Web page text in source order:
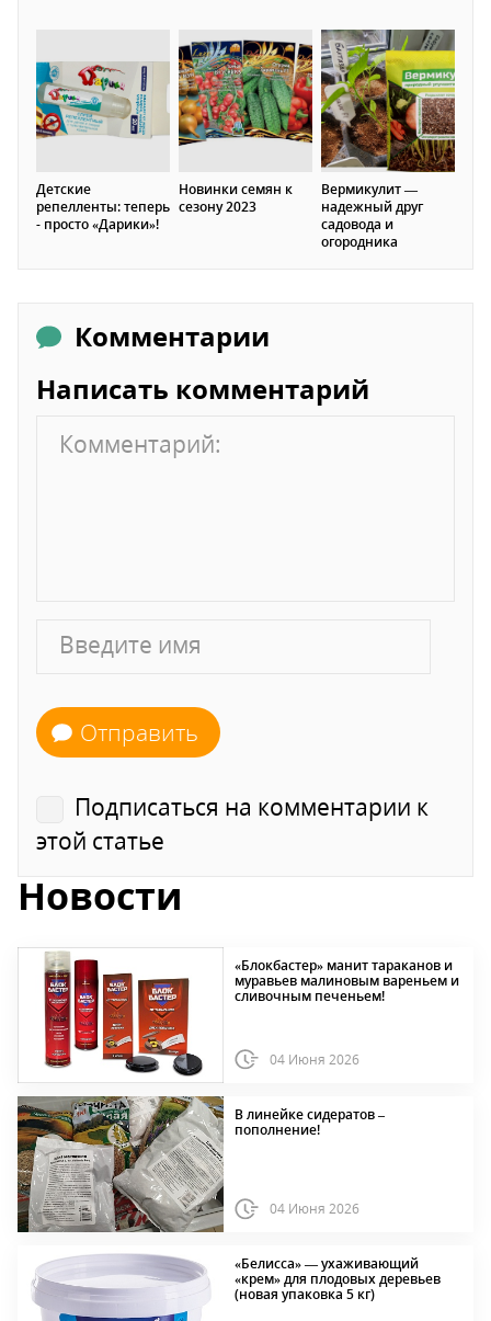
Детские
репелленты: теперь
- просто «Дарики»!
Новинки семян к
сезону 2023
Вермикулит —
надежный друг
садовода и
огородника
Комментарии
Написать комментарий
Отправить
Подписаться на комментарии к
этой статье
Новости
«Блокбастер» манит тараканов и
муравьев малиновым вареньем и
сливочным печеньем!
04 Июня 2026
В линейке сидератов –
пополнение!
04 Июня 2026
«Белисса» — ухаживающий
«крем» для плодовых деревьев
(новая упаковка 5 кг)